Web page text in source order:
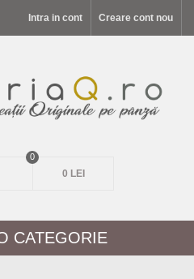
Intra in cont Creare cont nou
0
0 LEI
CATEGORIE